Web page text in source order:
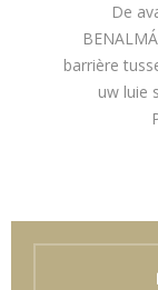
De
barrière
uw luie